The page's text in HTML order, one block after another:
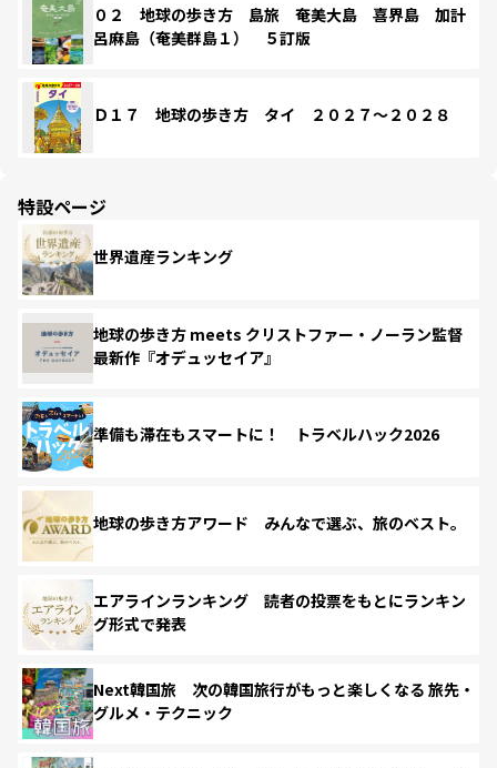
０２ 地球の歩き方 島旅 奄美大島 喜界島 加計
呂麻島（奄美群島１） ５訂版
Ｄ１７ 地球の歩き方 タイ ２０２７～２０２８
特設ページ
世界遺産ランキング
地球の歩き方 meets クリストファー・ノーラン監督
最新作『オデュッセイア』
準備も滞在もスマートに！ トラベルハック2026
地球の歩き方アワード みんなで選ぶ、旅のベスト。
エアラインランキング 読者の投票をもとにランキン
グ形式で発表
Next韓国旅 次の韓国旅行がもっと楽しくなる 旅先・
グルメ・テクニック